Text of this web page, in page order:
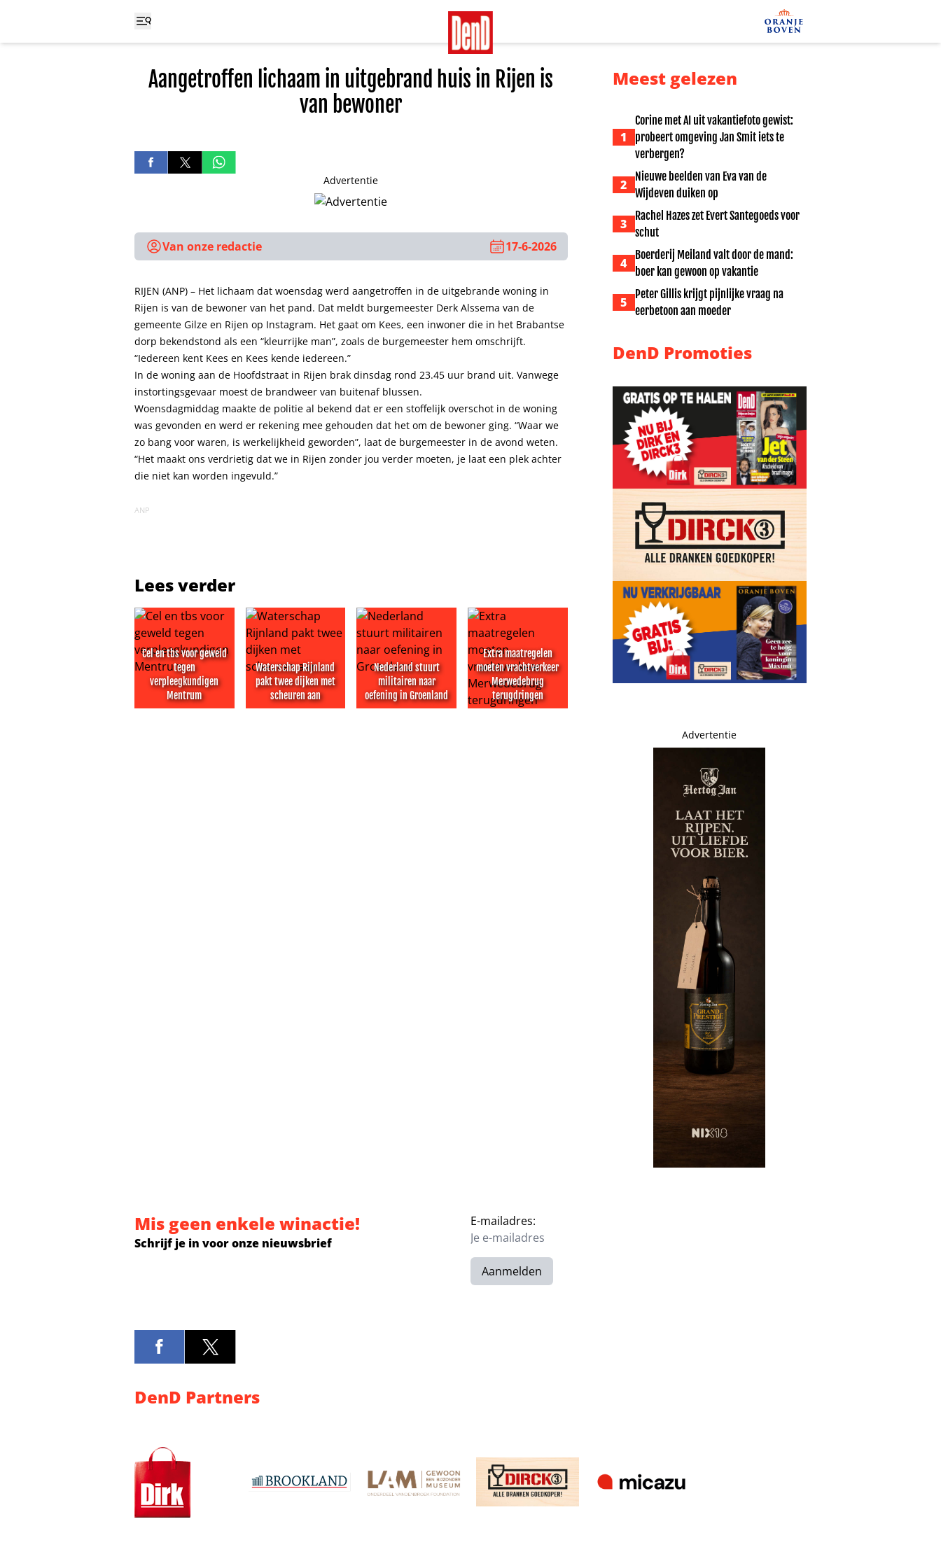
Aangetroffen lichaam in uitgebrand huis in Rijen is
van bewoner
Advertentie
Van onze redactie 17-6-2026
RIJEN (ANP) – Het lichaam dat woensdag werd aangetroffen in de uitgebrande woning in
Rijen is van de bewoner van het pand. Dat meldt burgemeester Derk Alssema van de
gemeente Gilze en Rijen op Instagram. Het gaat om Kees, een inwoner die in het Brabantse
dorp bekendstond als een “kleurrijke man”, zoals de burgemeester hem omschrijft.
“Iedereen kent Kees en Kees kende iedereen.”
In de woning aan de Hoofdstraat in Rijen brak dinsdag rond 23.45 uur brand uit. Vanwege
instortingsgevaar moest de brandweer van buitenaf blussen.
Woensdagmiddag maakte de politie al bekend dat er een stoffelijk overschot in de woning
was gevonden en werd er rekening mee gehouden dat het om de bewoner ging. “Waar we
zo bang voor waren, is werkelijkheid geworden”, laat de burgemeester in de avond weten.
“Het maakt ons verdrietig dat we in Rijen zonder jou verder moeten, je laat een plek achter
die niet kan worden ingevuld.”
ANP
Lees verder
Cel en tbs voor geweld
tegen
verpleegkundigen
Mentrum
Waterschap Rijnland
pakt twee dijken met
scheuren aan
Nederland stuurt
militairen naar
oefening in Groenland
Extra maatregelen
moeten vrachtverkeer
Merwedebrug
terugdringen
Meest gelezen
1
Corine met AI uit vakantiefoto gewist:
probeert omgeving Jan Smit iets te
verbergen?
2
Nieuwe beelden van Eva van de
Wijdeven duiken op
3
Rachel Hazes zet Evert Santegoeds voor
schut
4
Boerderij Meiland valt door de mand:
boer kan gewoon op vakantie
5
Peter Gillis krijgt pijnlijke vraag na
eerbetoon aan moeder
DenD Promoties
Advertentie
Mis geen enkele winactie!
Schrijf je in voor onze nieuwsbrief
E-mailadres:
Aanmelden
DenD Partners